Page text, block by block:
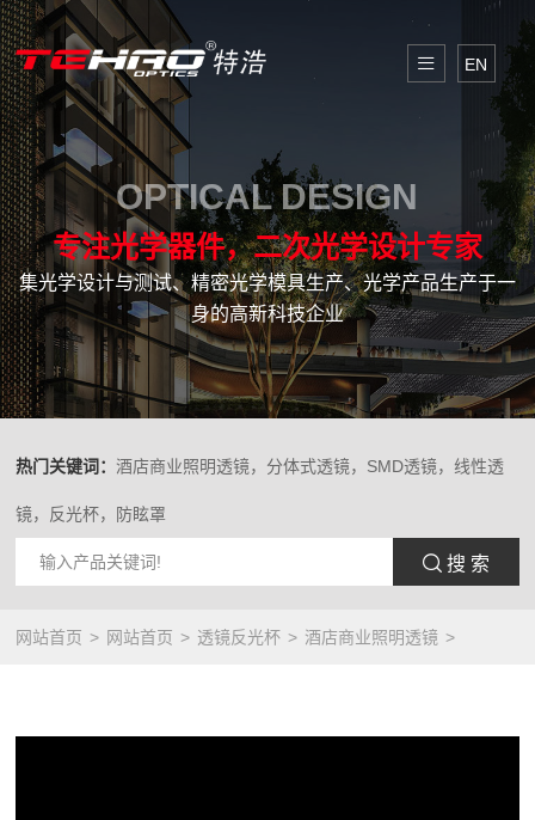
EN
OPTICAL DESIGN
专注光学器件，二次光学设计专家
集光学设计与测试、精密光学模具生产、光学产品生产于一
身的高新科技企业
热门关键词： 酒店商业照明透镜，分体式透镜，SMD透镜，线性透
镜，反光杯，防眩罩
 搜 索
网站首页 网站首页 透镜反光杯 酒店商业照明透镜